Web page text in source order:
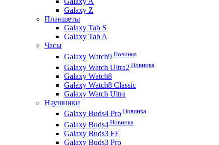
Galaxy Z
Планшеты
Galaxy Tab S
Galaxy Tab A
Часы
Galaxy Watch9 Новинка
Galaxy Watch Ultra2 Новинка
Galaxy Watch8
Galaxy Watch8 Classic
Galaxy Watch Ultra
Наушники
Galaxy Buds4 Pro Новинка
Galaxy Buds4 Новинка
Galaxy Buds3 FE
Galaxy Buds3 Pro